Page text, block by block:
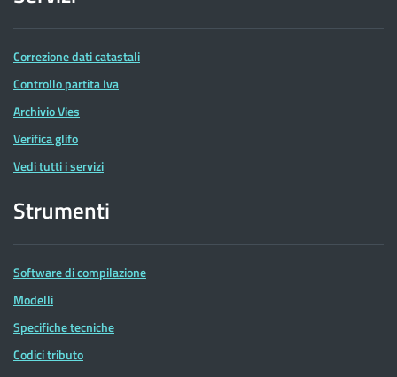
Correzione dati catastali
Controllo partita Iva
Archivio Vies
Verifica glifo
Vedi tutti i servizi
Strumenti
Software di compilazione
Modelli
Specifiche tecniche
Codici tributo